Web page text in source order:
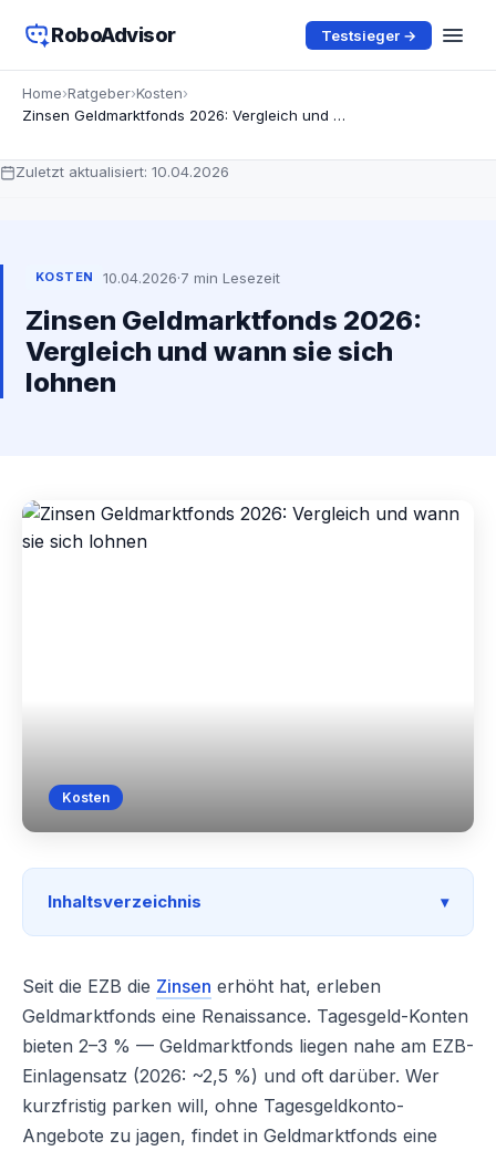
RoboAdvisor Testsieger →
Home›Ratgeber›Kosten›
Zinsen Geldmarktfonds 2026: Vergleich und wann sie sich lohnen
Zuletzt aktualisiert: 10.04.2026
KOSTEN 10.04.2026·7 min Lesezeit
Zinsen Geldmarktfonds 2026:
Vergleich und wann sie sich
lohnen
Kosten
Inhaltsverzeichnis
Seit die EZB die Zinsen erhöht hat, erleben
Geldmarktfonds eine Renaissance. Tagesgeld-Konten
bieten 2–3 % — Geldmarktfonds liegen nahe am EZB-
Einlagensatz (2026: ~2,5 %) und oft darüber. Wer
kurzfristig parken will, ohne Tagesgeldkonto-
Angebote zu jagen, findet in Geldmarktfonds eine